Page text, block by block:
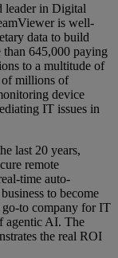
leader in Digital
is well-
data to build
645,000 paying
to a multitude of
of millions of
device
IT issues in
last 20 years,
remote
time auto-
to become
go-to company for IT
agentic AI. The
the real ROI